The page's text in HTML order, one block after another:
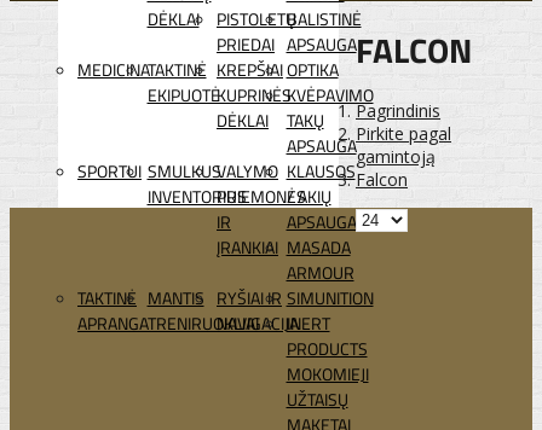
DĖKLAI
PISTOLETŲ
PRIEDAI
BALISTINĖ
APSAUGA
MEDICINATAKTINĖ
EKIPUOTĖ
KREPŠIAI
KUPRINĖS
DĖKLAI
OPTIKA
KVĖPAVIMO
TAKŲ
APSAUGA
SPORTUI SMULKUS
INVENTORIUS
VALYMO
PRIEMONĖS
IR
ĮRANKIAI
KLAUSOS
/ AKIŲ
APSAUGA
MASADA
ARMOUR
TAKTINĖ
APRANGA
MANTIS
TRENIRUOKLIAI
RYŠIAI IR
NAVIGACIJA
SIMUNITION
INERT
PRODUCTS
MOKOMIEJI
UŽTAISŲ
MAKETAI
FALCON
Pagrindinis
Pirkite pagal
gamintoją
Falcon